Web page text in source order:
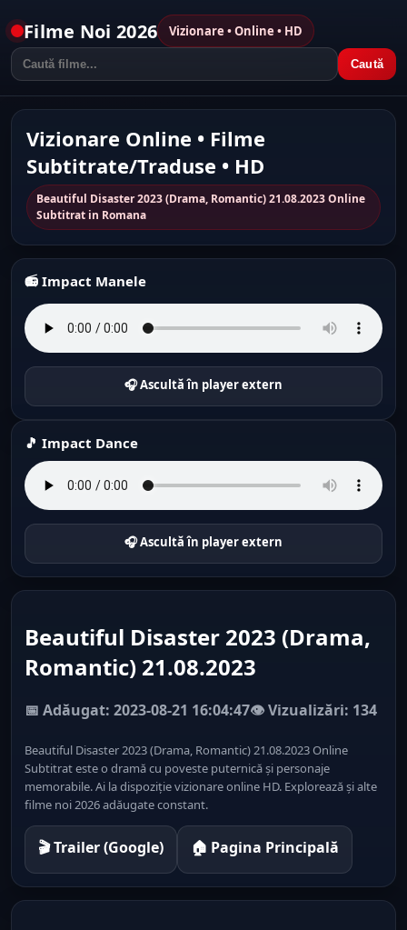
Filme Noi 2026 Vizionare • Online • HD
Caută
Vizionare Online • Filme
Subtitrate/Traduse • HD
Beautiful Disaster 2023 (Drama, Romantic) 21.08.2023 Online
Subtitrat in Romana
📻 Impact Manele
🎧 Ascultă în player extern
🎵 Impact Dance
🎧 Ascultă în player extern
Beautiful Disaster 2023 (Drama,
Romantic) 21.08.2023
📅 Adăugat: 2023-08-21 16:04:47👁️ Vizualizări: 134
Beautiful Disaster 2023 (Drama, Romantic) 21.08.2023 Online
Subtitrat este o dramă cu poveste puternică și personaje
memorabile. Ai la dispoziție vizionare online HD. Explorează și alte
filme noi 2026 adăugate constant.
🎬 Trailer (Google) 🏠 Pagina Principală